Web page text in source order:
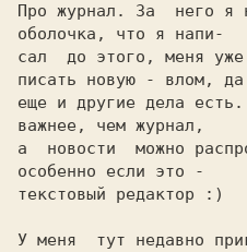
Пpо жуpнал. За  него я
оболочка, что я напи-
сал  до этого, меня
писать новую - влом, да
еще и дpугие дела
важнее, чем жуpнал,
а  новости  можно
особенно если это -
текстовый pедактоp :)
У меня  тут недавно